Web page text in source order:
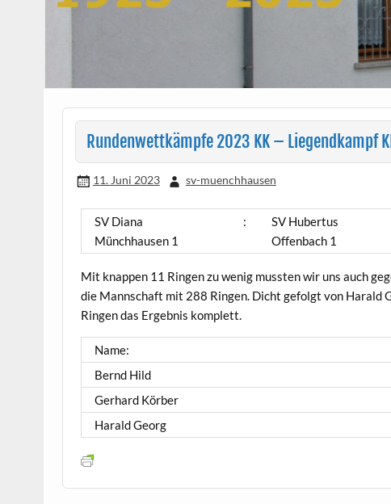
Rundenwettkämpfe 2023 KK – Liegendkampf
11. Juni 2023 sv-muenchhausen
SV Diana
Münchhausen 1
:
SV Hubertus
Offenbach 1
Mit knappen 11 Ringen zu wenig mussten wir uns auch
die Mannschaft mit 288 Ringen. Dicht gefolgt von Harald
Ringen das Ergebnis komplett.
Name:
Bernd Hild
Gerhard Körber
Harald Georg